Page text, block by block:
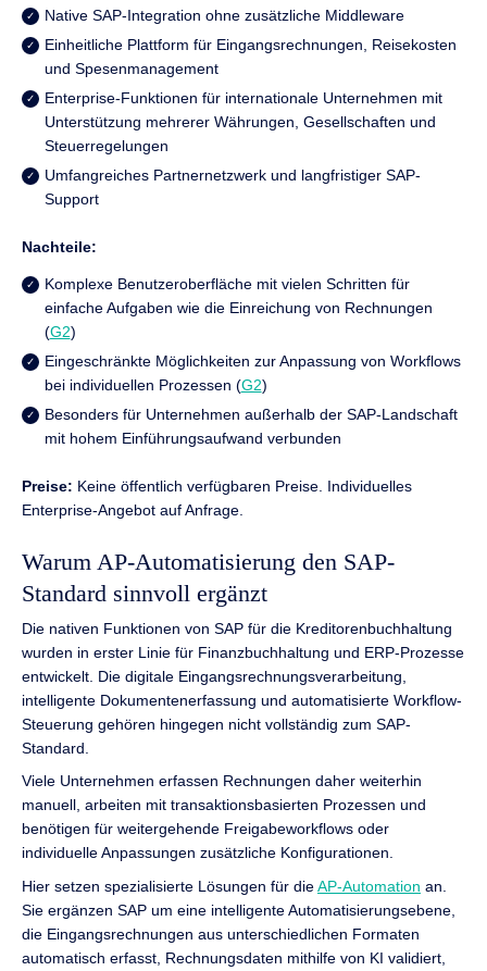
Native SAP-Integration ohne zusätzliche Middleware
Einheitliche Plattform für Eingangsrechnungen, Reisekosten
und Spesenmanagement
Enterprise-Funktionen für internationale Unternehmen mit
Unterstützung mehrerer Währungen, Gesellschaften und
Steuerregelungen
Umfangreiches Partnernetzwerk und langfristiger SAP-
Support
Nachteile:
Komplexe Benutzeroberfläche mit vielen Schritten für
einfache Aufgaben wie die Einreichung von Rechnungen
(G2)
Eingeschränkte Möglichkeiten zur Anpassung von Workflows
bei individuellen Prozessen (G2)
Besonders für Unternehmen außerhalb der SAP-Landschaft
mit hohem Einführungsaufwand verbunden
Preise: Keine öffentlich verfügbaren Preise. Individuelles
Enterprise-Angebot auf Anfrage.
Warum AP-Automatisierung den SAP-
Standard sinnvoll ergänzt
Die nativen Funktionen von SAP für die Kreditorenbuchhaltung
wurden in erster Linie für Finanzbuchhaltung und ERP-Prozesse
entwickelt. Die digitale Eingangsrechnungsverarbeitung,
intelligente Dokumentenerfassung und automatisierte Workflow-
Steuerung gehören hingegen nicht vollständig zum SAP-
Standard.
Viele Unternehmen erfassen Rechnungen daher weiterhin
manuell, arbeiten mit transaktionsbasierten Prozessen und
benötigen für weitergehende Freigabeworkflows oder
individuelle Anpassungen zusätzliche Konfigurationen.
Hier setzen spezialisierte Lösungen für dieAP-Automation an.
Sie ergänzen SAP um eine intelligente Automatisierungsebene,
die Eingangsrechnungen aus unterschiedlichen Formaten
automatisch erfasst, Rechnungsdaten mithilfe von KI validiert,